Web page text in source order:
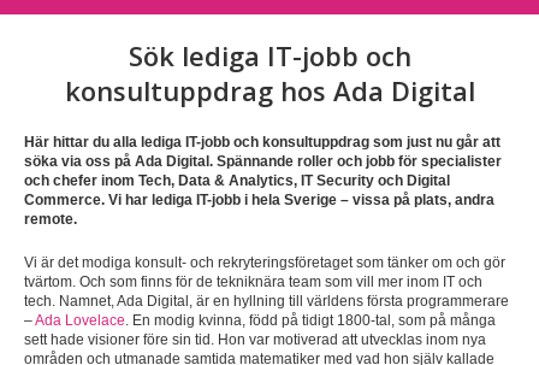
Sök lediga IT-jobb och
konsultuppdrag hos Ada Digital
Här hittar du alla lediga IT-jobb och konsultuppdrag som just nu går att
söka via oss på Ada Digital. Spännande roller och jobb för specialister
och chefer inom Tech, Data & Analytics, IT Security och Digital
Commerce. Vi har lediga IT-jobb i hela Sverige – vissa på plats, andra
remote.
Vi är det modiga konsult- och rekryteringsföretaget som tänker om och gör
tvärtom. Och som finns för de tekniknära team som vill mer inom IT och
tech. Namnet, Ada Digital, är en hyllning till världens första programmerare
–Ada Lovelace. En modig kvinna, född på tidigt 1800-tal, som på många
sett hade visioner före sin tid. Hon var motiverad att utvecklas inom nya
områden och utmanade samtida matematiker med vad hon själv kallade